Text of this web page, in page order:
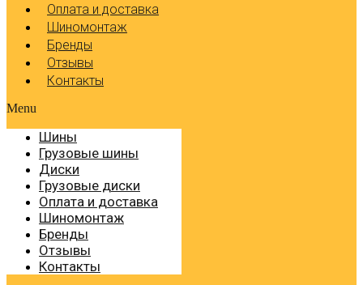
Оплата и доставка
Шиномонтаж
Бренды
Отзывы
Контакты
Menu
Шины
Грузовые шины
Диски
Грузовые диски
Оплата и доставка
Шиномонтаж
Бренды
Отзывы
Контакты